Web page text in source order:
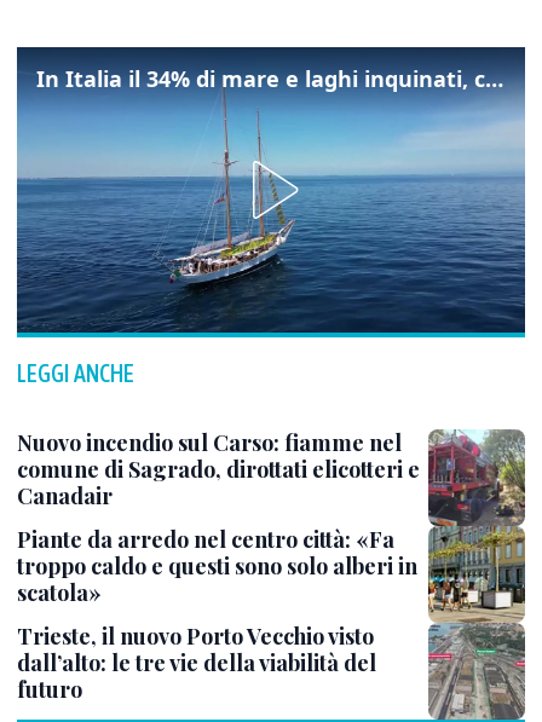
In Italia il 34% di mare e laghi inquinati, colpa della maladepurazione
LEGGI ANCHE
Nuovo incendio sul Carso: fiamme nel
comune di Sagrado, dirottati elicotteri e
Canadair
Piante da arredo nel centro città: «Fa
troppo caldo e questi sono solo alberi in
scatola»
Trieste, il nuovo Porto Vecchio visto
dall’alto: le tre vie della viabilità del
futuro